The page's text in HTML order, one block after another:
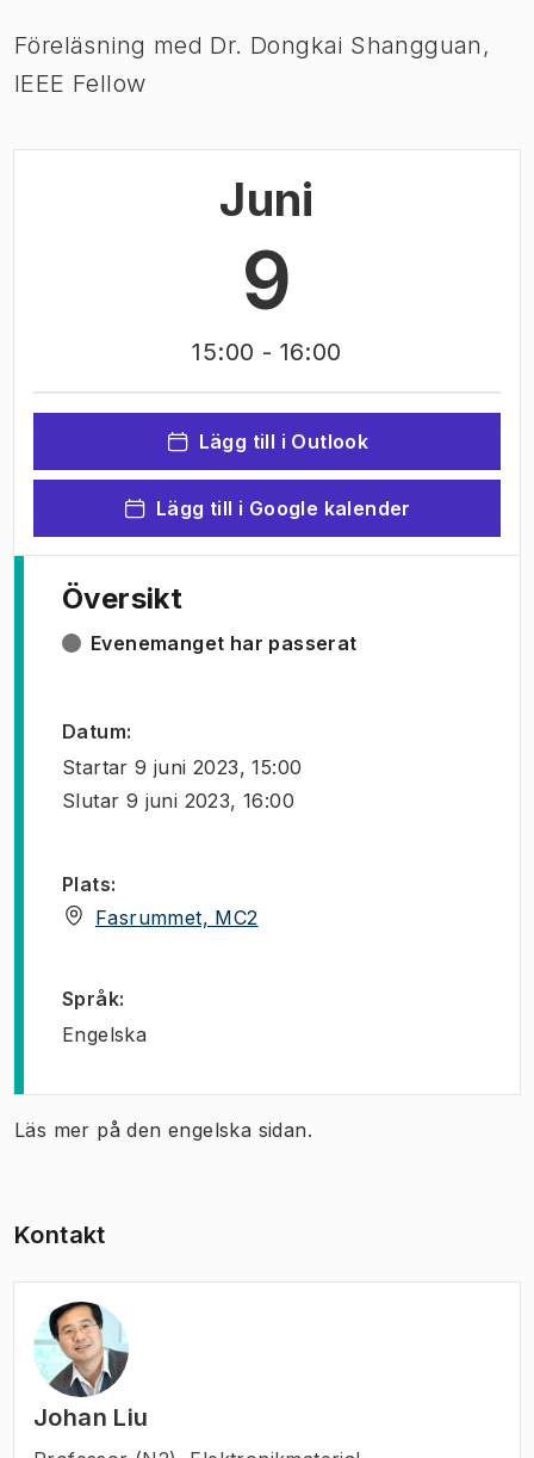
Föreläsning med Dr. Dongkai Shangguan,
IEEE Fellow
Juni
9
15:00 - 16:00
Lägg till i Outlook
Lägg till i Google kalender
Översikt
Evenemanget har passerat
Datum:
Startar 9 juni 2023, 15:00
Slutar 9 juni 2023, 16:00
Plats:
Fasrummet, MC2
Språk:
Engelska
Läs mer på den engelska sidan.
Kontakt
Johan Liu